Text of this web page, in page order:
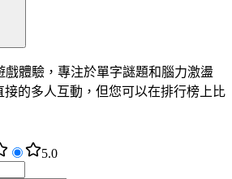
戲體驗，專注於單字謎題和腦力激盪
的多人互動，但您可以在排行榜上比
5.0